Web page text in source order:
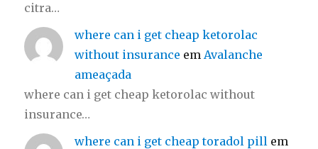
citra…
where can i get cheap ketorolac
without insurance em Avalanche
ameaçada
where can i get cheap ketorolac without
insurance…
where can i get cheap toradol pill em